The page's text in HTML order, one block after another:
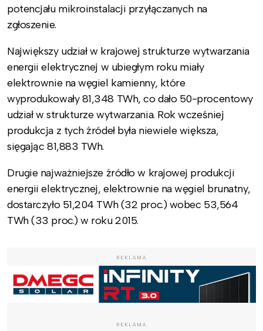
potencjału mikroinstalacji przyłączanych na
zgłoszenie.
Największy udział w krajowej strukturze wytwarzania
energii elektrycznej w ubiegłym roku miały
elektrownie na węgiel kamienny, które
wyprodukowały 81,348 TWh, co dało 50-procentowy
udział w strukturze wytwarzania. Rok wcześniej
produkcja z tych źródeł była niewiele większa,
sięgając 81,883 TWh.
Drugie najważniejsze źródło w krajowej produkcji
energii elektrycznej, elektrownie na węgiel brunatny,
dostarczyło 51,204 TWh (32 proc.) wobec 53,564
TWh (33 proc.) w roku 2015.
REKLAMA
REKLAMA